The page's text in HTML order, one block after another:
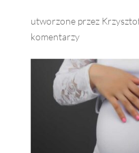
utworzone przez
komentarzy